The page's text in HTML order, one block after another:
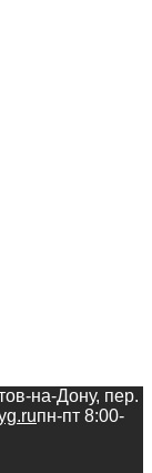
на-Дону, пер.
пн-пт 8:00-